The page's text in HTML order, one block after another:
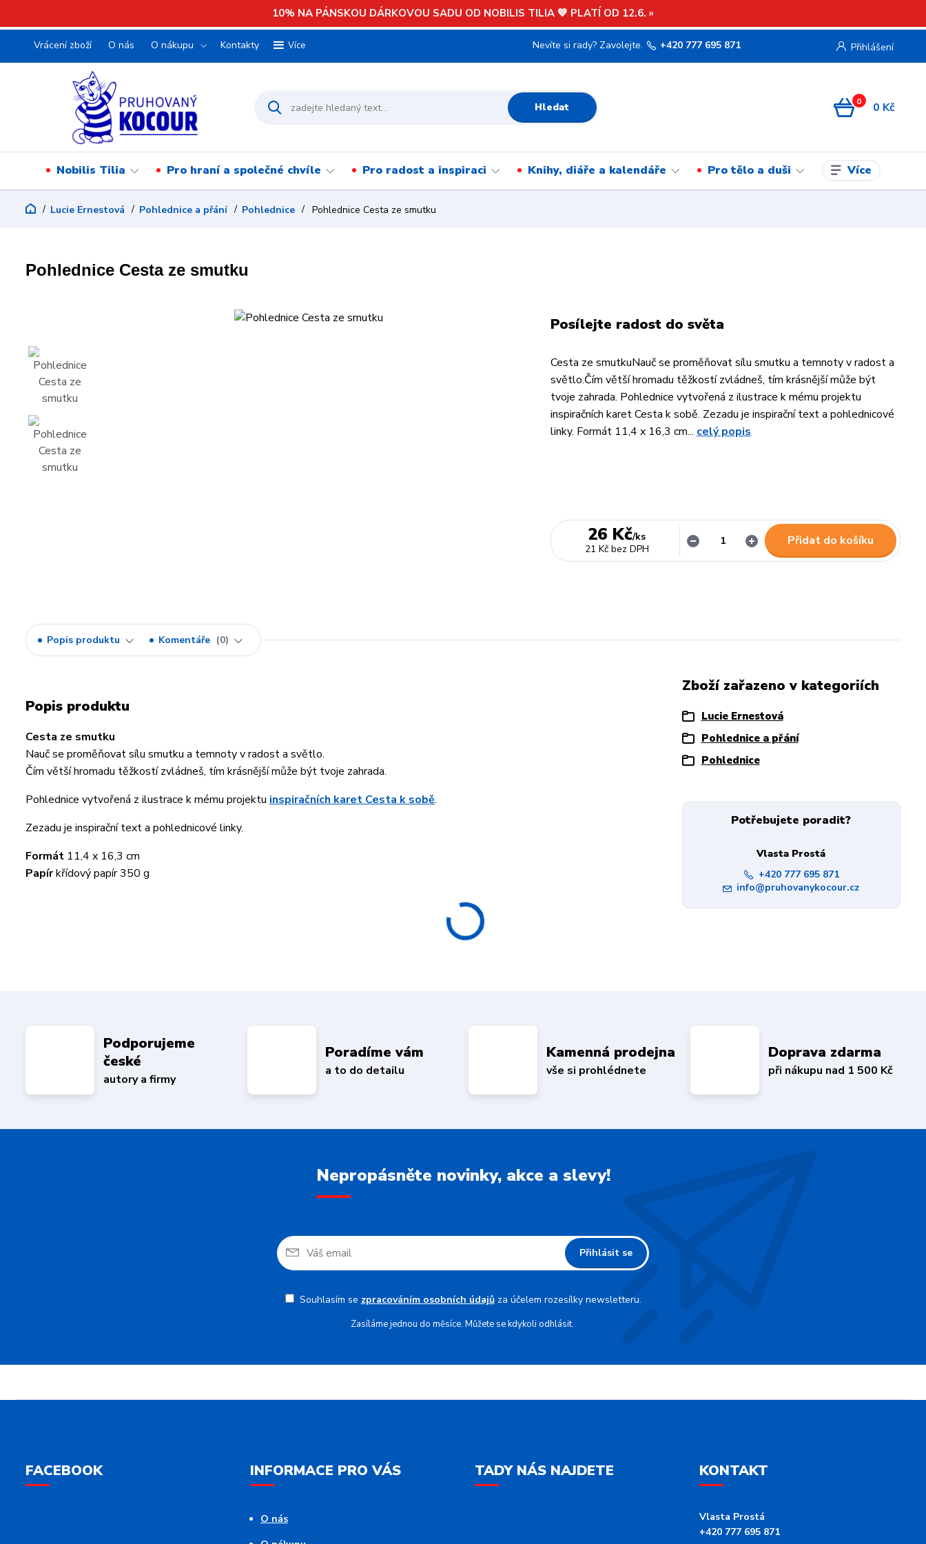
10% NA PÁNSKOU DÁRKOVOU SADU OD NOBILIS TILIA 💙 PLATÍ OD 12.6. »
Vrácení zboží O nás O nákupu Kontakty Více Přihlášení
Hledat
Nevíte si rady? Zavolejte. +420 777 695 871
0 0 Kč
Nobilis Tilia Pro hraní a společné chvíle Pro radost a inspiraci Knihy, diáře a kalendáře Pro tělo a duši Více
Lucie Ernestová Pohlednice a přání Pohlednice Pohlednice Cesta ze smutku
Pohlednice Cesta ze smutku
Posílejte radost do světa
Cesta ze smutkuNauč se proměňovat sílu smutku a temnoty v radost a
světlo.Čím větší hromadu těžkostí zvládneš, tím krásnější může být
tvoje zahrada. Pohlednice vytvořená z ilustrace k mému projektu
inspiračních karet Cesta k sobě. Zezadu je inspirační text a pohlednicové
linky. Formát 11,4 x 16,3 cm... celý popis
26 Kč/ks
21 Kč bez DPH
Přidat do košíku
Popis produktu Komentáře 0
Popis produktu
Cesta ze smutku
Nauč se proměňovat sílu smutku a temnoty v radost a světlo.
Čím větší hromadu těžkostí zvládneš, tím krásnější může být tvoje zahrada.
Pohlednice vytvořená z ilustrace k mému projektu inspiračních karet Cesta k sobě.
Zezadu je inspirační text a pohlednicové linky.
Formát 11,4 x 16,3 cm
Papírkřídový papír 350 g
Zboží zařazeno v kategoriích
Lucie Ernestová
Pohlednice a přání
Pohlednice
Potřebujete poradit?
Vlasta Prostá
+420 777 695 871
info@pruhovanykocour.cz
Podporujeme
české
autory a firmy
Poradíme vám
a to do detailu
Kamenná prodejna
vše si prohlédnete
Doprava zdarma
při nákupu nad 1 500 Kč
Nepropásněte novinky, akce a slevy!
Přihlásit se
Souhlasím se zpracováním osobních údajůza účelem rozesílky newsletteru.
Zasíláme jednou do měsíce. Můžete se kdykoli odhlásit.
FACEBOOK INFORMACE PRO VÁS
O nás
TADY NÁS NAJDETE KONTAKT
Vlasta Prostá
+420 777 695 871